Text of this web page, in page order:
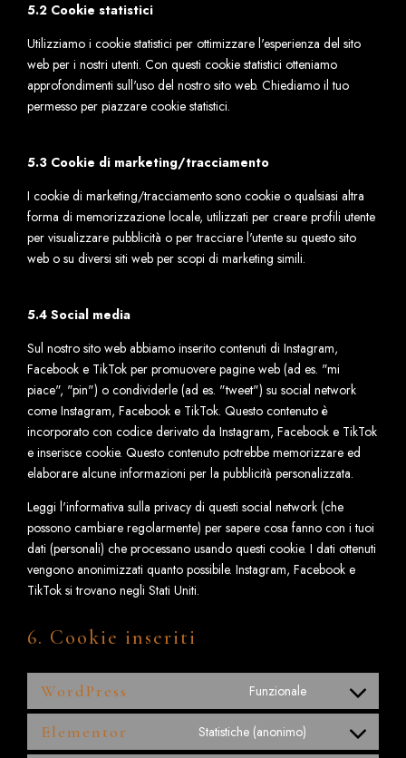
5.2 Cookie statistici
Utilizziamo i cookie statistici per ottimizzare l'esperienza del sito
web per i nostri utenti. Con questi cookie statistici otteniamo
approfondimenti sull'uso del nostro sito web. Chiediamo il tuo
permesso per piazzare cookie statistici.
5.3 Cookie di marketing/tracciamento
I cookie di marketing/tracciamento sono cookie o qualsiasi altra
forma di memorizzazione locale, utilizzati per creare profili utente
per visualizzare pubblicità o per tracciare l'utente su questo sito
web o su diversi siti web per scopi di marketing simili.
5.4 Social media
Sul nostro sito web abbiamo inserito contenuti di Instagram,
Facebook e TikTok per promuovere pagine web (ad es. "mi
piace", "pin") o condividerle (ad es. "tweet") su social network
come Instagram, Facebook e TikTok. Questo contenuto è
incorporato con codice derivato da Instagram, Facebook e TikTok
e inserisce cookie. Questo contenuto potrebbe memorizzare ed
elaborare alcune informazioni per la pubblicità personalizzata.
Leggi l'informativa sulla privacy di questi social network (che
possono cambiare regolarmente) per sapere cosa fanno con i tuoi
dati (personali) che processano usando questi cookie. I dati ottenuti
vengono anonimizzati quanto possibile. Instagram, Facebook e
TikTok si trovano negli Stati Uniti.
6. Cookie inseriti
WordPress Funzionale
Elementor Statistiche (anonimo)